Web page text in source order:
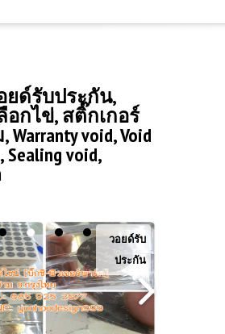
ยด์รับประกัน,
อกไข่, สติ๊กเกอร์
void, Void
Sealing void,
วอยด์รับ
ประกัน